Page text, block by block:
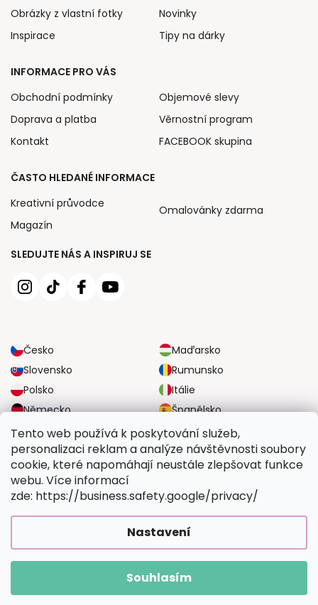
Tento web používá k poskytování služeb,
personalizaci reklam a analýze návštěvnosti soubory
cookie, které napomáhají neustále zlepšovat funkce
webu. Více informací
zde: https://business.safety.google/privacy/
Nastavení
Souhlasím
SLEDUJTE NÁS A INSPIRUJ SE
Česko
Maďarsko
Slovensko
Rumunsko
Polsko
Itálie
Německo
Španělsko
Velká Británie
Rakousko
Obrázky z vlastní fotky
Inspirace
Novinky
Tipy na dárky
INFORMACE PRO VÁS
Obchodní podmínky
Doprava a platba
Kontakt
Objemové slevy
Věrnostní program
FACEBOOK skupina
ČASTO HLEDANÉ INFORMACE
Kreativní průvodce
Magazín
Omalovánky zdarma
SPOLEHLIVÉ MOŽNOSTI DOPRAVY
BEZPEČNÉ MOŽNOSTI PLATBY
Vytvořil Shoptet Premium|UpraviloFV STUDIO
Vymalujsisam.cz. Všechna práva vyhrazena.